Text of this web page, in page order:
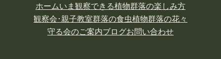
ホームいま観察できる植物群落の楽しみ方
観察会･親子教室群落の食虫植物群落の花々
守る会のご案内ブログお問い合わせ